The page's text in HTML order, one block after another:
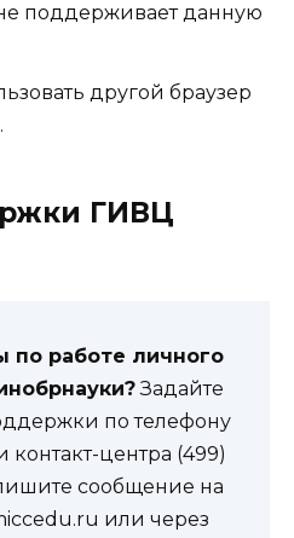
поддерживает данную
другой браузер
ГИВЦ
по работе личного
Задайте
по телефону
центра (499)
сообщение на
или через